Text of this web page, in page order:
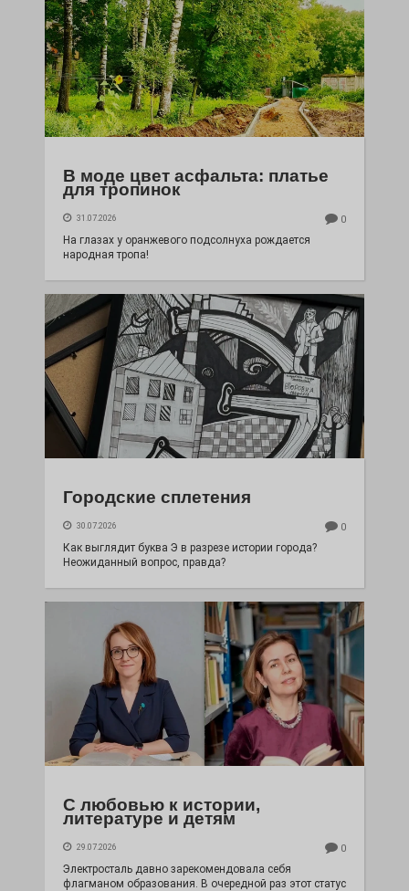
В моде цвет асфальта: платье
для тропинок
31.07.2026 0
На глазах у оранжевого подсолнуха рождается
народная тропа!
Городские сплетения
30.07.2026 0
Как выглядит буква Э в разрезе истории города?
Неожиданный вопрос, правда?
С любовью к истории,
литературе и детям
29.07.2026 0
Электросталь давно зарекомендовала себя
флагманом образования. В очередной раз этот статус